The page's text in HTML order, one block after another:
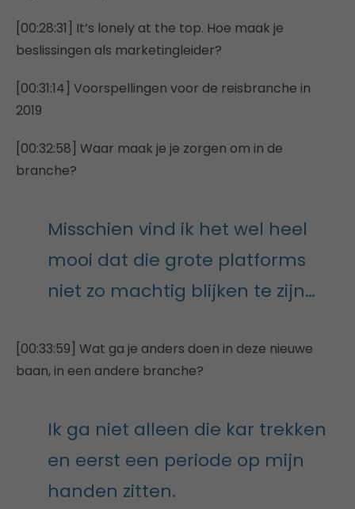
[00:28:31] It’s lonely at the top. Hoe maak je
beslissingen als marketingleider?
[00:31:14] Voorspellingen voor de reisbranche in
2019
[00:32:58] Waar maak je je zorgen om in de
branche?
Misschien vind ik het wel heel
mooi dat die grote platforms
niet zo machtig blijken te zijn…
[00:33:59] Wat ga je anders doen in deze nieuwe
baan, in een andere branche?
Ik ga niet alleen die kar trekken
en eerst een periode op mijn
handen zitten.